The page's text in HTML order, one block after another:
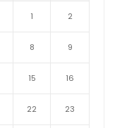
1 2
8 9
15 16
22 23